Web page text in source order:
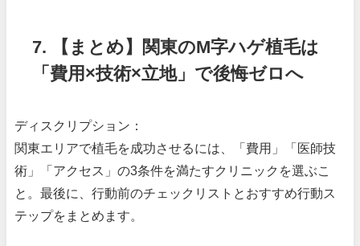
7. 【まとめ】関東のM字ハゲ植毛は
「費用×技術×立地」で後悔ゼロへ
ディスクリプション：
関東エリアで植毛を成功させるには、「費用」「医師技
術」「アクセス」の3条件を満たすクリニックを選ぶこ
と。最後に、行動前のチェックリストとおすすめ行動ス
テップをまとめます。